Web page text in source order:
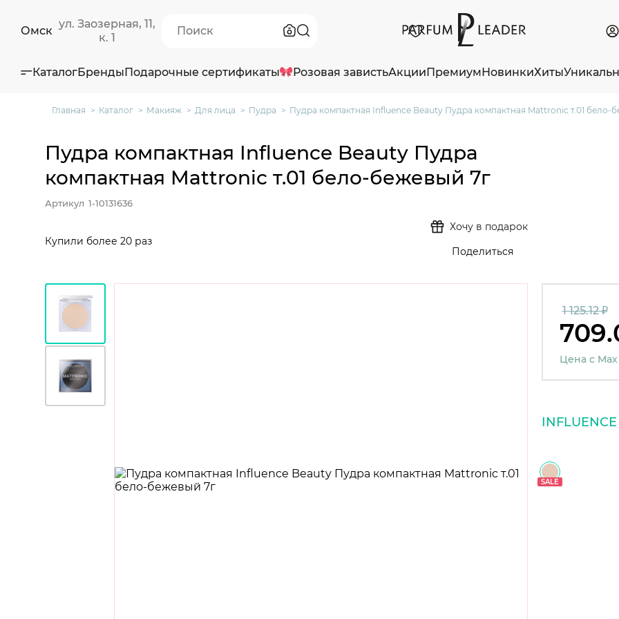
Омск
ул. Заозерная, 11,
к. 1
КаталогБрендыПодарочные сертификаты Розовая завистьАкцииПремиумНовинкиХиты
Главная Каталог Макияж Для лица Пудра Пудра компактная Influence Beauty Пудра компактная Mattronic т.01 бело-
Пудра компактная Influence Beauty Пудра
компактная Mattronic т.01 бело-бежевый 7г
Артикул 1-10131636
Купили более 20 раз
Хочу в подарок
Поделиться
SALE
1 125.12 ₽
Цена с